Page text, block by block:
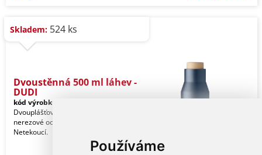
Používáme
Skladem: 524 ks
Dvoustěnná 500 ml láhev -
DUDI
kód výrobku:
Dvouplášťová vakuová láhev z
nerezové oceli. Objem 500 ml.
Netekoucí.